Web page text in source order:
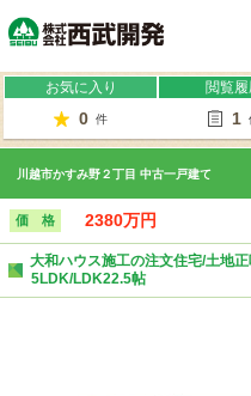
お気に入り
0 件
閲覧
1
川越市かすみ野２丁目 中古一戸建て
価 格 2380万円
大和ハウス施工の注文住宅/土地
5LDK/LDK22.5帖